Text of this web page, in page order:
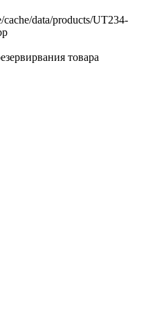
cache/data/products/UT234-
товара